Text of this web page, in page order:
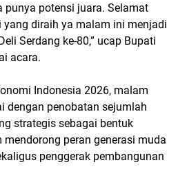
punya potensi juara. Selamat
yang diraih ya malam ini menjadi
Serdang ke-80,” ucap Bupati
acara.
Indonesia 2026, malam
dengan penobatan sejumlah
strategis sebagai bentuk
peran generasi muda
penggerak pembangunan